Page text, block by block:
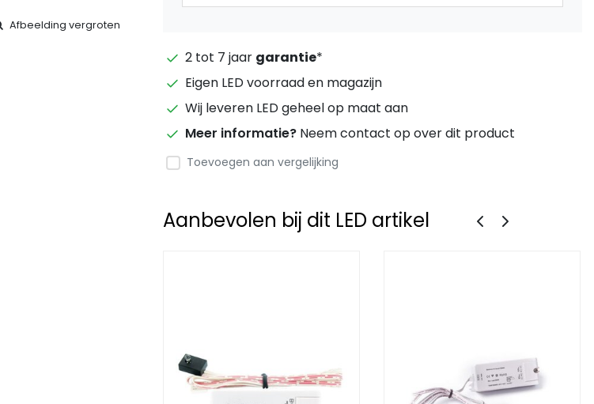
Afbeelding vergroten
2 tot 7 jaar garantie*
Eigen LED voorraad en magazijn
Wij leveren LED geheel op maat aan
Meer informatie? Neem contact op over dit product
Toevoegen aan vergelijking
Aanbevolen bij dit LED artikel